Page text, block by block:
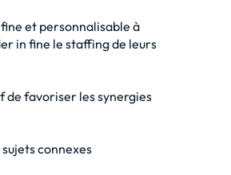
et personnalisable à
in fine le staffing de leurs
de favoriser les synergies
connexes